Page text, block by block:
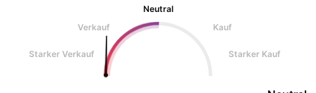
Neutral
Verkauf
Kauf
Starker Verkauf Starker Kauf